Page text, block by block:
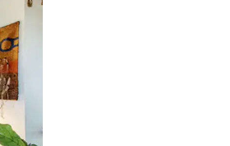
deslizando o dedo na tela.